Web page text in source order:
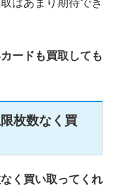
ードも買取しても
枚数なく買
く買い取ってくれ